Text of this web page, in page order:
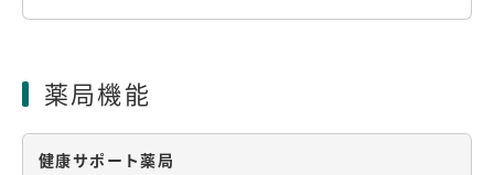
薬局機能
健康サポート薬局